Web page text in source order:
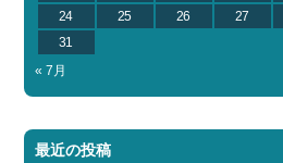
24
25 26 27
31
« 7月
最近の投稿